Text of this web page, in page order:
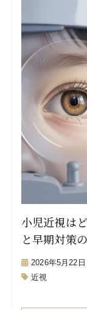
小児近視は
と早期対策
2026年5月22日
近視